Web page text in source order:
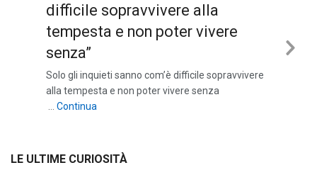
difficile sopravvivere alla
tempesta e non poter vivere
senza”
Solo gli inquieti sanno com’è difficile sopravvivere
alla tempesta e non poter vivere senza
Continua
LE ULTIME CURIOSITÀ